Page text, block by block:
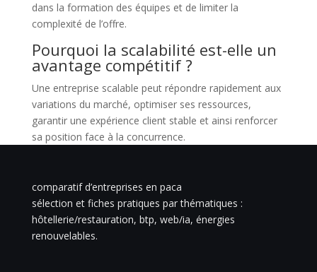
dans la formation des équipes et de limiter la
complexité de l’offre.
Pourquoi la scalabilité est-elle un
avantage compétitif ?
Une entreprise scalable peut répondre rapidement aux
variations du marché, optimiser ses ressources,
garantir une expérience client stable et ainsi renforcer
sa position face à la concurrence.
comparatif d’entreprises en paca
sélection et fiches pratiques par thématiques :
hôtellerie/restauration, btp, web/ia, énergies
renouvelables.